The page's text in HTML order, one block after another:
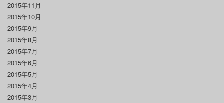
2015年11月
2015年10月
2015年9月
2015年8月
2015年7月
2015年6月
2015年5月
2015年4月
2015年3月